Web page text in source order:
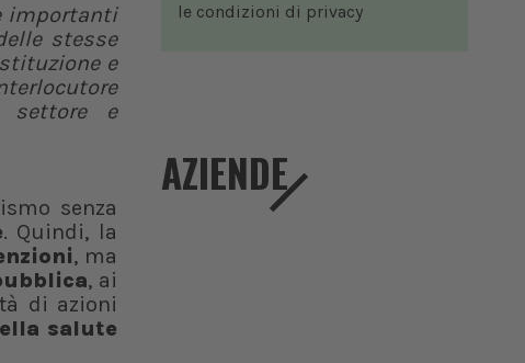
importanti
stesse
e
settore e
senza
. Quindi, la
, ma
, ai
di azioni
salute
le condizioni di privacy
AZIENDE